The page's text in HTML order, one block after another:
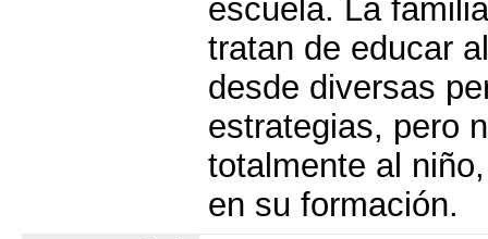
escuela. La
tratan de educar
desde diversas
estrategias, pero
totalmente al
en su formación.